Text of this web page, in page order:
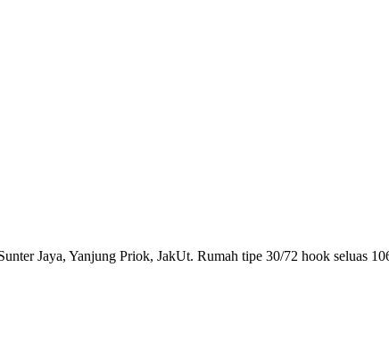
Jaya, Yanjung Priok, JakUt. Rumah tipe 30/72 hook seluas